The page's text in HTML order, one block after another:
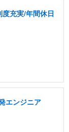
充実/年間休日
エンジニア